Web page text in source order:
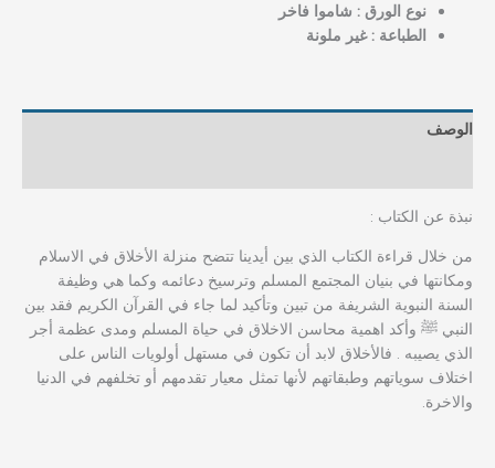
نوع الورق : شاموا فاخر
الطباعة : غير ملونة
الوصف
نبذة عن الكتاب :
من خلال قراءة الكتاب الذي بين أيدينا تتضح منزلة الأخلاق في الاسلام
ومكانتها في بنيان المجتمع المسلم وترسيخ دعائمه وكما هي وظيفة
السنة النبوية الشريفة من تبين وتأكيد لما جاء في القرآن الكريم فقد بين
النبي ﷺ وأكد اهمية محاسن الاخلاق في حياة المسلم ومدى عظمة أجر
الذي يصيبه . فالأخلاق لابد أن تكون في مستهل أولويات الناس على
اختلاف سوياتهم وطبقاتهم لأنها تمثل معيار تقدمهم أو تخلفهم في الدنيا
والاخرة.